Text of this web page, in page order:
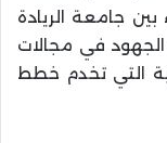
جامعة الريادة
الجهود في مجالات
التي تخدم خطط